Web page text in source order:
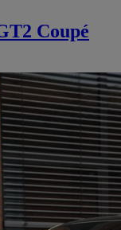
Coupé